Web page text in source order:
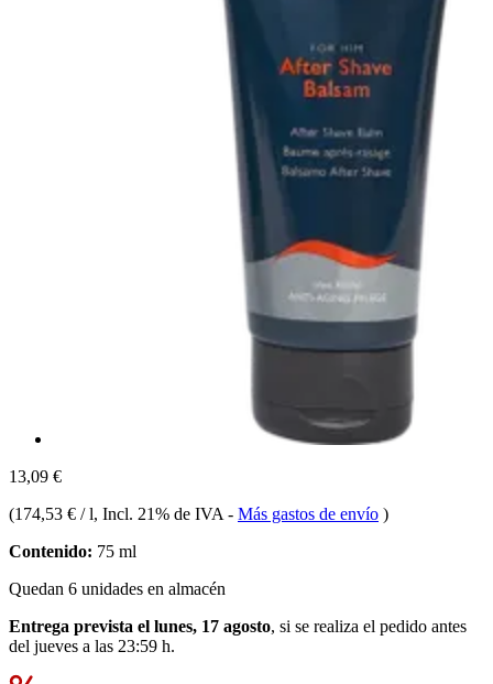
13,09 €
(174,53 € / l, Incl. 21% de IVA - Más gastos de envío )
Contenido: 75 ml
Quedan 6 unidades en almacén
Entrega prevista el lunes, 17 agosto, si se realiza el pedido antes
del jueves a las 23:59 h.